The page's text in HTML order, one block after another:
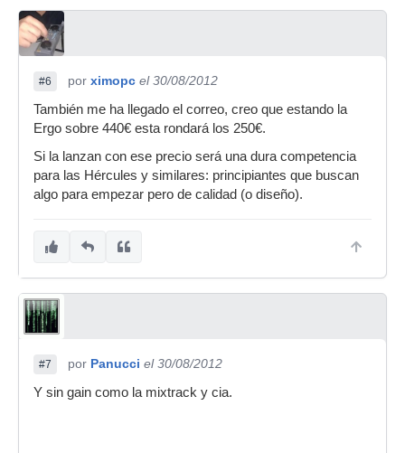
#6 por ximopc el 30/08/2012
También me ha llegado el correo, creo que estando la
Ergo sobre 440€ esta rondará los 250€.
Si la lanzan con ese precio será una dura competencia
para las Hércules y similares: principiantes que buscan
algo para empezar pero de calidad (o diseño).
#7 por Panucci el 30/08/2012
Y sin gain como la mixtrack y cia.